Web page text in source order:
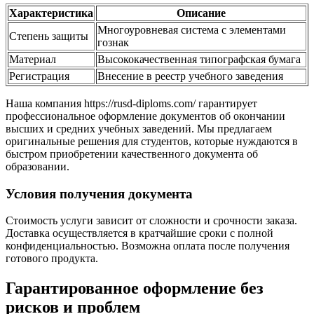
Характеристика
Описание
Степень защиты
Многоуровневая система с элементами
гознак
Материал
Высококачественная типографская бумага
Регистрация
Внесение в реестр учебного заведения
Наша компания https://rusd-diploms.com/ гарантирует
профессиональное оформление документов об окончании
высших и средних учебных заведений. Мы предлагаем
оригинальные решения для студентов, которые нуждаются в
быстром приобретении качественного документа об
образовании.
Условия получения документа
Стоимость услуги зависит от сложности и срочности заказа.
Доставка осуществляется в кратчайшие сроки с полной
конфиденциальностью. Возможна оплата после получения
готового продукта.
Гарантированное оформление без
рисков и проблем